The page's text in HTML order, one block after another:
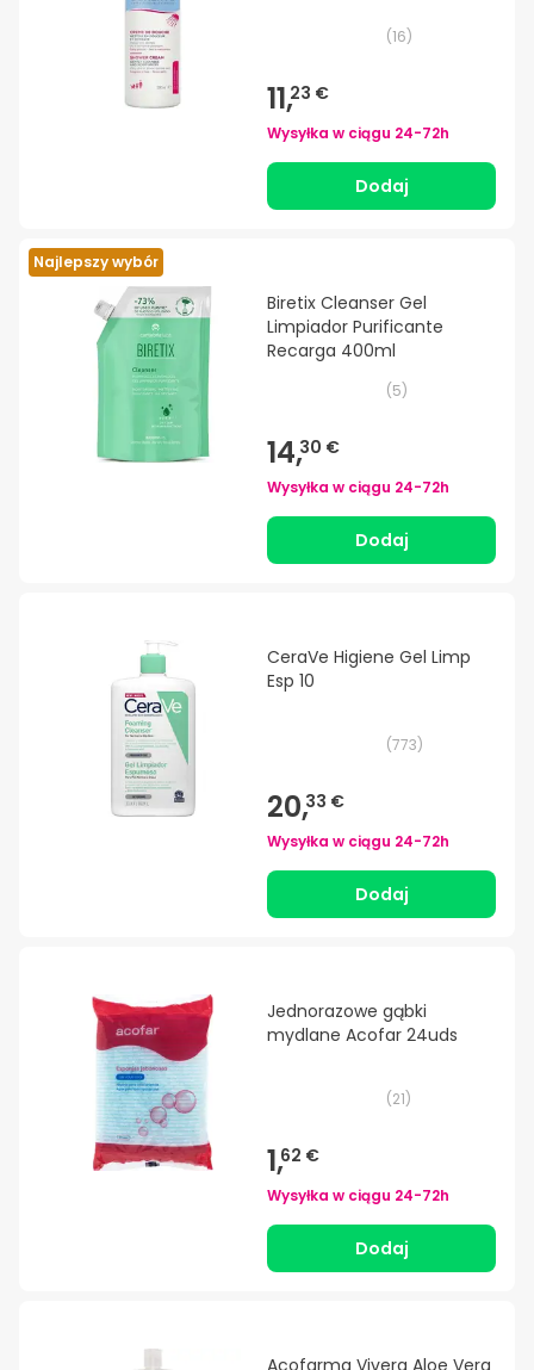
(16)
11,23 €
Wysyłka w ciągu 24-72h
Dodaj
Najlepszy wybór
Biretix Cleanser Gel
Limpiador Purificante
Recarga 400ml
(5)
14,30 €
Wysyłka w ciągu 24-72h
Dodaj
CeraVe Higiene Gel Limp
Esp 10
(773)
20,33 €
Wysyłka w ciągu 24-72h
Dodaj
Jednorazowe gąbki
mydlane Acofar 24uds
(21)
1,62 €
Wysyłka w ciągu 24-72h
Dodaj
Acofarma Vivera Aloe Vera